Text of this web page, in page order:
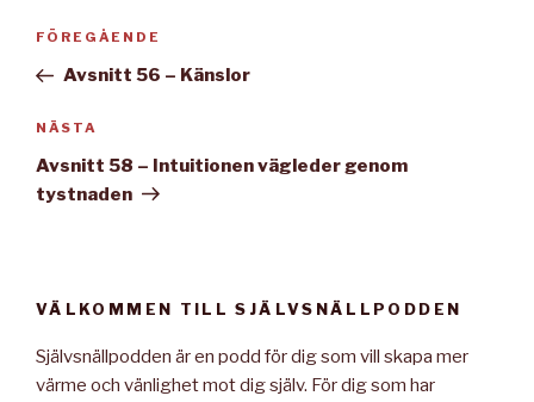
Inläggsnavigering
Föregående
inlägg
FÖREGÅENDE
Avsnitt 56 – Känslor
Nästa
inlägg
NÄSTA
Avsnitt 58 – Intuitionen vägleder genom
tystnaden
VÄLKOMMEN TILL SJÄLVSNÄLLPODDEN
Självsnällpodden är en podd för dig som vill skapa mer
värme och vänlighet mot dig själv. För dig som har